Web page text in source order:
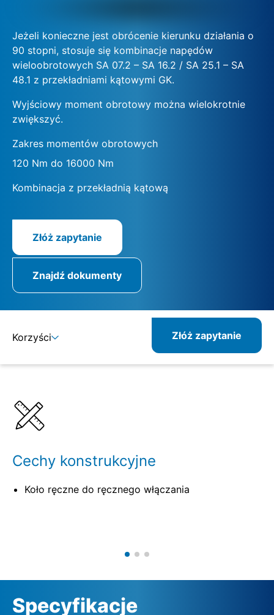
Jeżeli konieczne jest obrócenie kierunku działania o
90 stopni, stosuje się kombinacje napędów
wieloobrotowych SA 07.2 – SA 16.2 / SA 25.1 – SA
48.1 z przekładniami kątowymi GK.
Wyjściowy moment obrotowy można wielokrotnie
zwiększyć.
Zakres momentów obrotowych
120 Nm do 16000 Nm
Kombinacja z przekładnią kątową
Złóż zapytanie
Znajdź dokumenty
Korzyści
Pokrewne produkty
Złóż zapytanie
Cechy konstrukcyjne
Koło ręczne do ręcznego włączania
Specyfikacje